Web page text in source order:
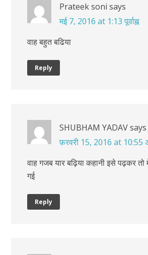
Prateek soni says
मई 7, 2016 at 1:13 पूर्वाह्न
वाह बहुत बढिया
Reply
SHUBHAM YADAVsays
फ़रवरी 15, 2016 at 10:55
वाह गजब यार बढ़िया कहानी इसे पढ़कर तो
गई
Reply